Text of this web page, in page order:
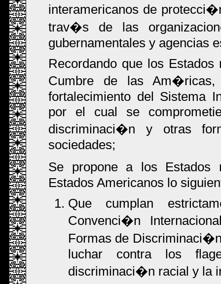
interamericanos de
trav�s de las
gubernamentales y agencias
Recordando que los
Cumbre de las
fortalecimiento del Sistema
por el cual se
discriminaci�n y otras
sociedades;
Se propone a los
Estados Americanos lo
Que cumplan
Convenci�n
Formas de
luchar contra los
discriminaci�n racial y la